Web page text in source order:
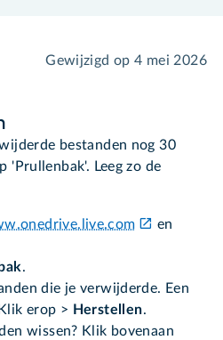
Gewijzigd op4 mei 2026
bestanden nog 30
'Prullenbak'. Leeg zo de
en
.
die je verwijderde. Een
erop > Herstellen.
wissen? Klik bovenaan